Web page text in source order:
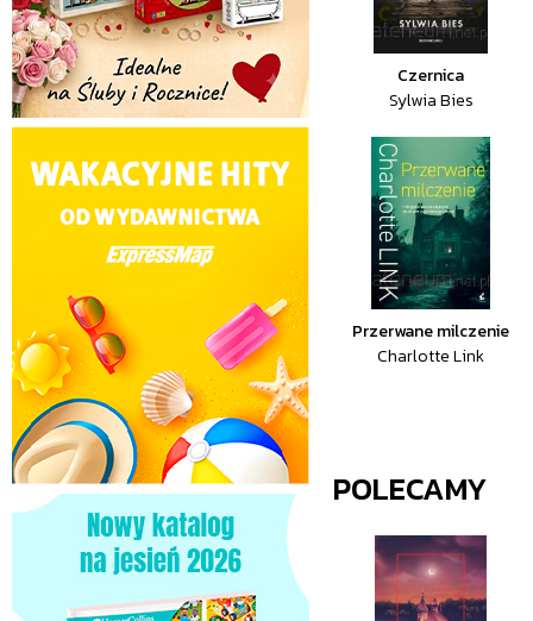
Czernica
Sylwia Bies
Przerwane milczenie
Charlotte Link
POLECAMY